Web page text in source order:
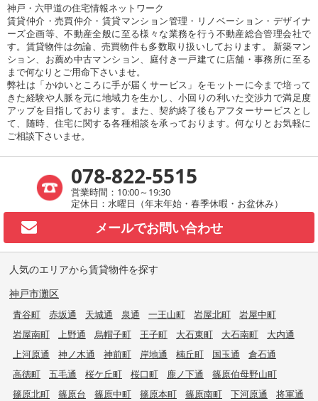
神戸・六甲道の住宅情報ネットワーク
賃貸仲介・売買仲介・賃貸マンション管理・リノベーション・デザイナ
ーズ企画等、不動産全般に至る様々な業務を行う不動産総合管理会社で
す。賃貸物件は勿論、売買物件も多数取り扱いしております。 新築マン
ション、お薦め中古マンション、庭付き一戸建てに店舗・事務所に至る
まで何なりとご用命下さいませ。
弊社は「かゆいところに手が届くサービス」をモットーに今まで培って
きた経験や人脈を元に地域力を生かし、小回りの利いた交渉力で満足度
アップを目指しております。また、契約終了後もアフターサービスとし
て、随時、住宅に関する各種相談を承っております。何なりとお気軽に
ご相談下さいませ。
078-822-5515
営業時間：10:00～19:30
定休日：水曜日（年末年始・春季休暇・お盆休み）
メールでお問い合わせ
人気のエリアから賃貸物件を探す
神戸市灘区
青谷町 赤坂通 天城通 泉通 一王山町 岩屋北町
岩屋中町
岩屋南町
上野通 烏帽子町 王子町 大石東町 大石南町
大内通
上河原通
神ノ木通 神前町 岸地通 楠丘町 国玉通
倉石通
高徳町
五毛通 桜ケ丘町 桜口町 鹿ノ下通
篠原伯母野山町
篠原北町
篠原台 篠原中町 篠原本町 篠原南町 下河原通
将軍通